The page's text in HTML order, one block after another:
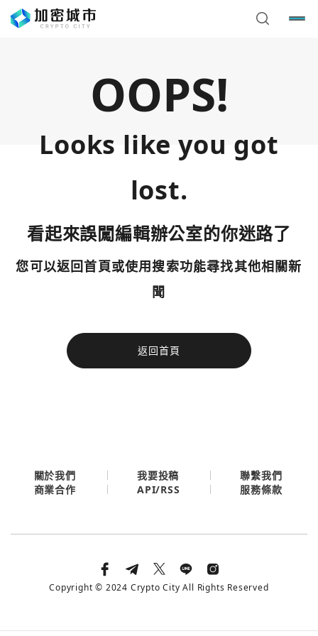
OOPS!
Looks like you got
lost.
看起來誤闖編輯辦公室的你迷路了
您可以返回首頁或使用搜索功能尋找其他相關新
聞
返回首頁
今日熱門
使用以下帳號繼續
您已閒置5分鐘，請點擊關閉按鈕或空白處，即可回到加密
今日熱門
關於我們 我要投稿
聯繫我們
商業合作
API/RSS 服務條款
Copyright © 2024 Crypto City All Rights Reserved